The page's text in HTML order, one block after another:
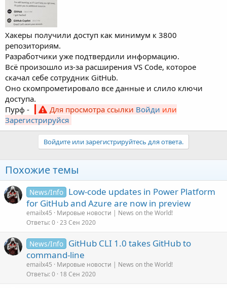
Хакеры получили доступ как минимум к 3800
репозиториям.
Разработчики уже подтвердили информацию.
Всё произошло из-за расширения VS Code, которое
скачал себе сотрудник GitHub.
Оно скомпрометировало все данные и слило ключи
доступа.
Пурф -
Для просмотра ссылки Войди или
Зарегистрируйся
Войдите или зарегистрируйтесь для ответа.
Похожие темы
News/Info Low-code updates in Power Platform
for GitHub and Azure are now in preview
emailx45
Мировые новости | News on the World!
Ответы 0 23 Сен 2020
News/Info GitHub CLI 1.0 takes GitHub to
command-line
emailx45
Мировые новости | News on the World!
Ответы 0 18 Сен 2020